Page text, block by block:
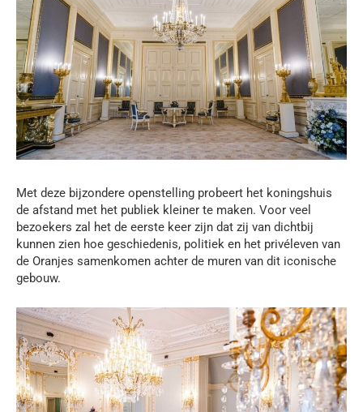
Met deze bijzondere openstelling probeert het koningshuis
de afstand met het publiek kleiner te maken. Voor veel
bezoekers zal het de eerste keer zijn dat zij van dichtbij
kunnen zien hoe geschiedenis, politiek en het privéleven van
de Oranjes samenkomen achter de muren van dit iconische
gebouw.